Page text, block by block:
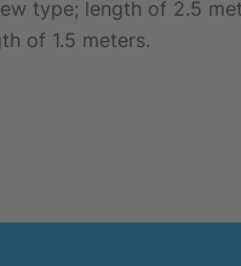
type; length of 2.5
of 1.5 meters.